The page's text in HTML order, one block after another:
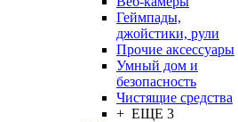
Геймпады,
джойстики, рули
Прочие аксессуары
Умный дом и
безопасность
Чистящие средства
+ ЕЩЕ 3